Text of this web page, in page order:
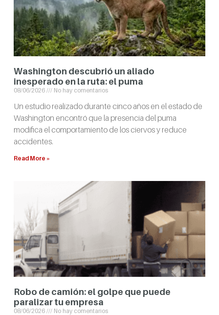
Washington descubrió un aliado
inesperado en la ruta: el puma
08/06/2026 No hay comentarios
Un estudio realizado durante cinco años en el estado de
Washington encontró que la presencia del puma
modifica el comportamiento de los ciervos y reduce
accidentes.
Read More »
Robo de camión: el golpe que puede
paralizar tu empresa
08/06/2026 No hay comentarios